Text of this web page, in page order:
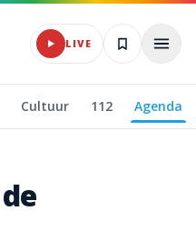
LIVE
Cultuur 112 Agenda
de